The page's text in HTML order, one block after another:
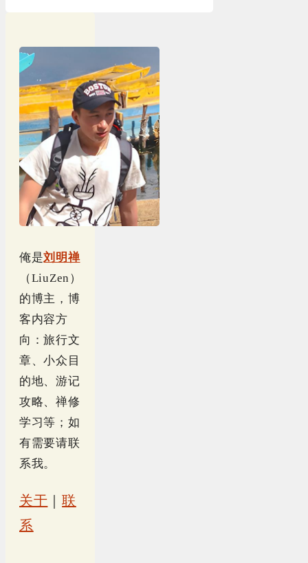
俺是刘明禅
（LiuZen）
的博主，博
客内容方
向：旅行文
章、小众目
的地、游记
攻略、禅修
学习等；如
有需要请联
系我。
关于 ｜联
系